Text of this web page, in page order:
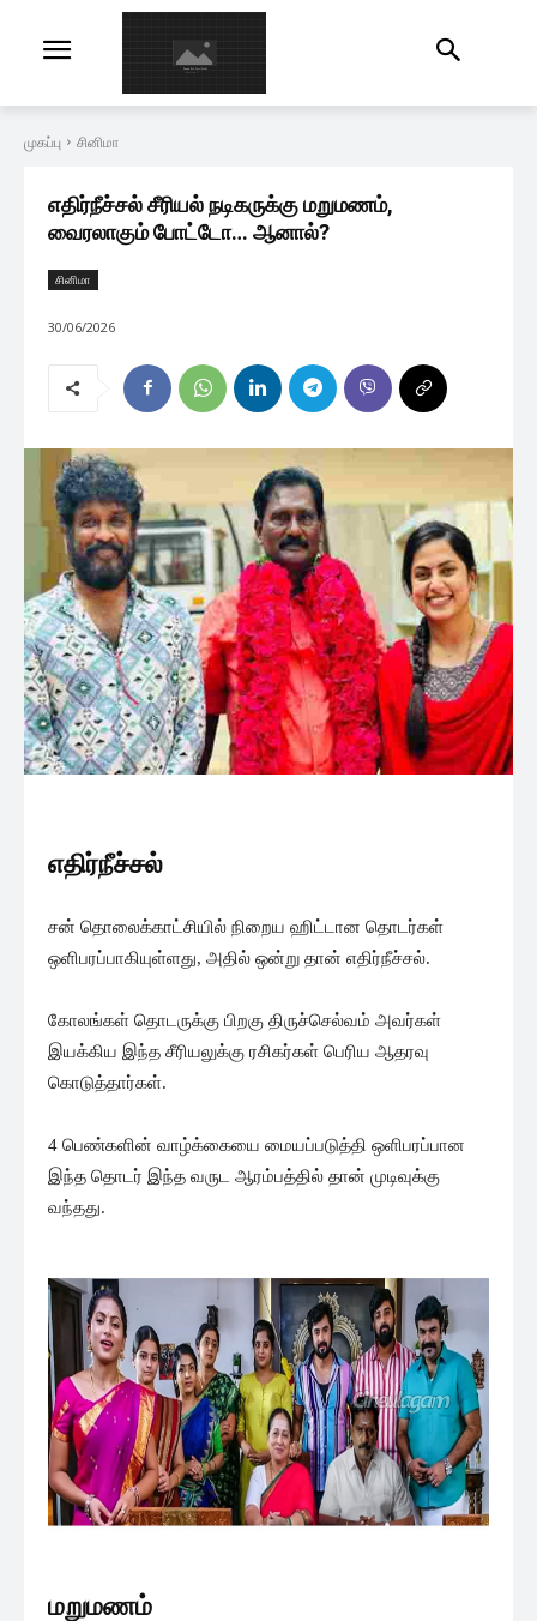
முகப்பு சினிமா
எதிர்நீச்சல் சீரியல் நடிகருக்கு மறுமணம்,
வைரலாகும் போட்டோ… ஆனால்?
சினிமா
30/06/2026
எதிர்நீச்சல்
சன் தொலைக்காட்சியில் நிறைய ஹிட்டான தொடர்கள்
ஒளிபரப்பாகியுள்ளது, அதில் ஒன்று தான் எதிர்நீச்சல்.
கோலங்கள் தொடருக்கு பிறகு திருச்செல்வம் அவர்கள்
இயக்கிய இந்த சீரியலுக்கு ரசிகர்கள் பெரிய ஆதரவு
கொடுத்தார்கள்.
4 பெண்களின் வாழ்க்கையை மையப்படுத்தி ஒளிபரப்பான
இந்த தொடர் இந்த வருட ஆரம்பத்தில் தான் முடிவுக்கு
வந்தது.
மறுமணம்